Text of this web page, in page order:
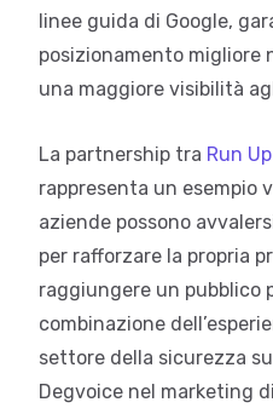
linee guida di Google,
posizionamento migliore
una maggiore visibilità
La partnership tra Run
rappresenta un esempio
aziende possono
per rafforzare la propria
raggiungere un pubblico
combinazione
settore della sicurezza
Degvoice nel marketing